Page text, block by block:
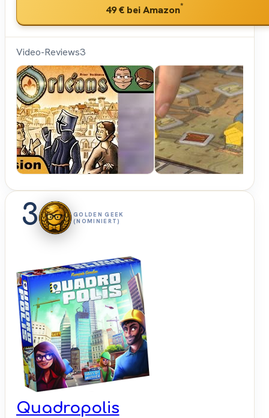
49 € bei Amazon*
Video-Reviews3
Hunter &
Cron -
Brettspiele
3
GOLDEN GEEK
(NOMINIERT)
Quadropolis